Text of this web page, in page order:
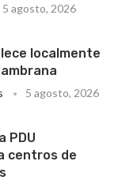
5 agosto, 2026
localmente
5 agosto, 2026
PDU
centros de